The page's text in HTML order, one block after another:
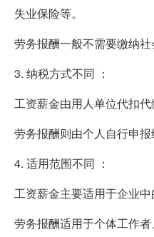
失业保险等。
劳务报酬一般不需要缴纳社
3. 纳税方式不同 ：
工资薪金由用人单位代扣代
劳务报酬则由个人自行申报
4. 适用范围不同 ：
工资薪金主要适用于企业中
劳务报酬适用于个体工作